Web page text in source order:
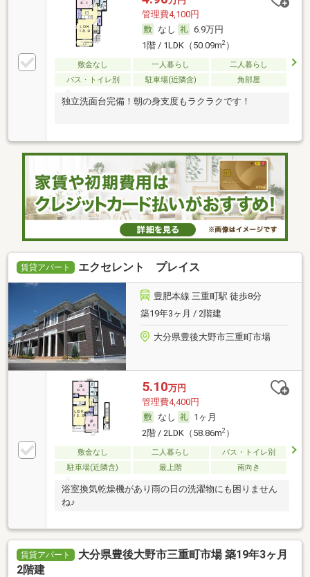
管理費4,100円
なし
6.9万円
1階 / 1LDK（50.09m2）
敷金なし 一人暮らし
二人暮らし
バス・トイレ別
駐車場(近隣含) 角部屋
独立洗面台完備！朝の身支度もラクラクです！
賃貸アパート エクセレント プレイス
豊肥本線 三重町駅 徒歩8分
築19年3ヶ月 / 2階建
大分県豊後大野市三重町市場
5.10万円
管理費4,400円
なし
1ヶ月
2階 / 2LDK（58.86m2）
敷金なし 二人暮らし
バス・トイレ別
駐車場(近隣含)
最上階 南向き
浴室換気乾燥機があり雨の日の洗濯物にも困りません
ね♪
賃貸アパート
大分県豊後大野市三重町市場 築19年3ヶ月
2階建